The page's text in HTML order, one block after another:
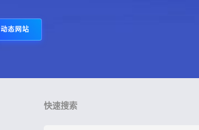
动态网站
快速搜索